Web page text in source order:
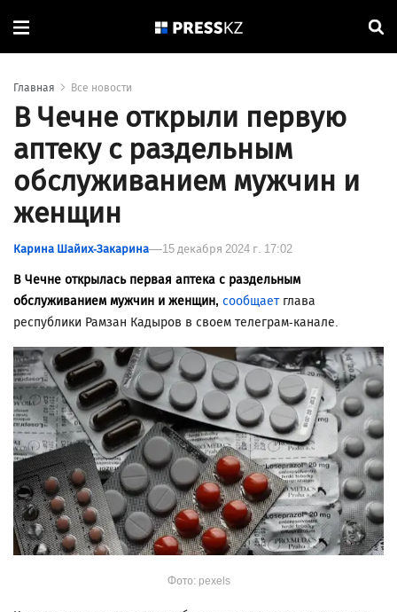
Главная Все новости
В Чечне открыли первую
аптеку с раздельным
обслуживанием мужчин и
женщин
Карина Шайих-Закарина 15 декабря 2024 г. 17:02
В Чечне открылась первая аптека с раздельным
обслуживанием мужчин и женщин, сообщаетглава
республики Рамзан Кадыров в своем телеграм-канале.
Фото: pexels